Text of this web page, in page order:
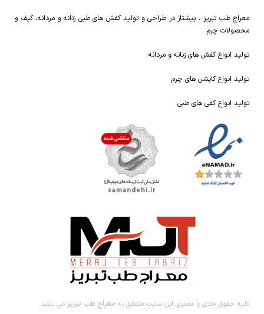
معراج طب تبریز ، پیشتاز در طراحی و تولید کفش های طبی زنانه و مردانه، کیف و
محصولات چرم
تولید انواع کفش های زنانه و مردانه
تولید انواع کاپشن های چرم
تولید انواع کفی های طبی
کلیه حقوق مادی و معنوی این سایت متعلق به معراج طب تبریز می باشد.